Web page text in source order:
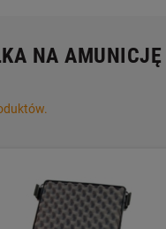
NA AMUNICJĘ